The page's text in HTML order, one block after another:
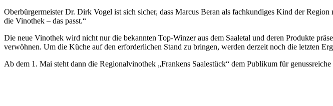
Oberbürgermeister Dr. Dirk Vogel ist sich sicher, dass Marcus Beran als fachkundiges Kind der
die Vinothek – das passt.“
Die neue Vinothek wird nicht nur die bekannten Top-Winzer aus dem Saaletal und deren Produkte
verwöhnen. Um die Küche auf den erforderlichen Stand zu bringen, werden derzeit noch die letzten
Ab dem 1. Mai steht dann die Regionalvinothek „Frankens Saalestück“ dem Publikum für